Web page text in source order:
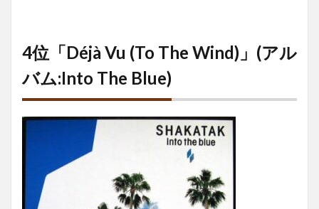
4位「Déjà Vu (To The Wind)」(アル
バム:Into The Blue)